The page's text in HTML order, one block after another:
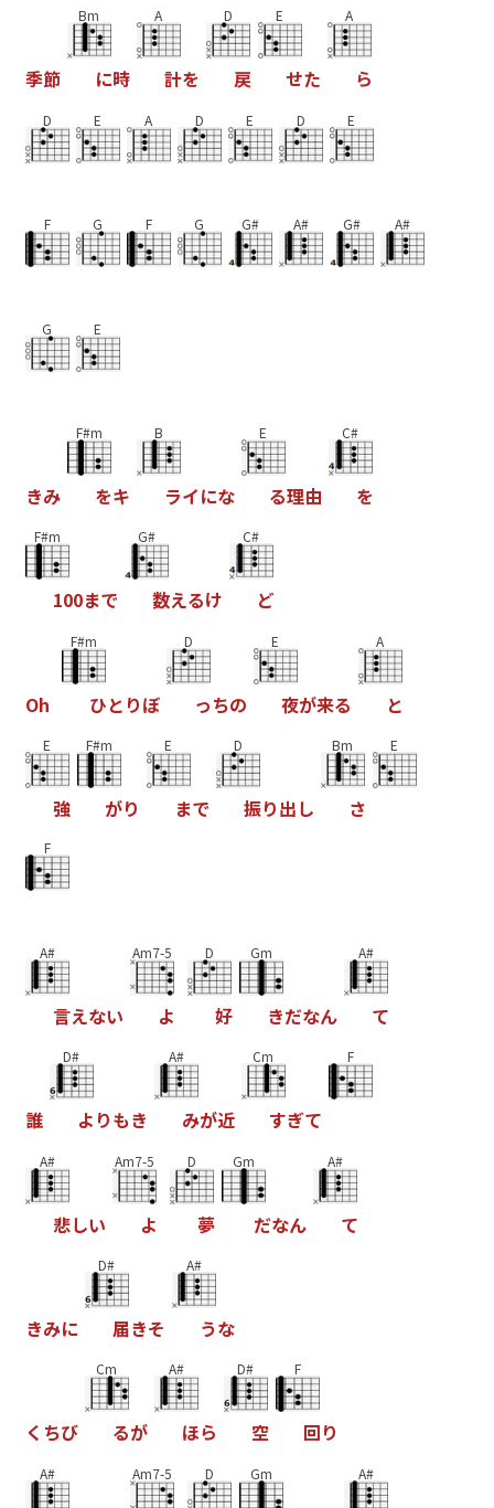
季節
Bm
に時
A
計を
D
戻
E
せた
A
ら
D E A D E D E
F G F G G# A# G# A#
G E
きみ
F#m
をキ
B
ライにな
E
る理由
C#
を
F#m
100まで
G#
数えるけ
C#
ど
Oh
F#m
ひと りぼ
D
っちの
E
夜が来る
A
と
E
強
F#m
がり
E
まで
D
振り出し
Bm
さ
E
F
A#
言えない
Am7-5
よ
D
好
Gm
きだなん
A#
て
誰
D#
よ りもき
A#
みが近
Cm
すぎて
F
A#
悲しい
Am7-5
よ
D
夢
Gm
だなん
A#
て
きみに
D#
届きそ
A#
うな
く ちび
Cm
るが
A#
ほら
D#
空
F
回り
A# Am7-5 D Gm A#